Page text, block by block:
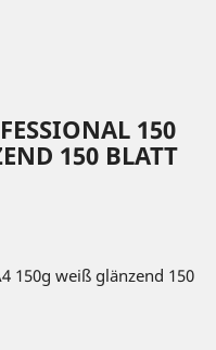
150
150 BLATT
150g weiß glänzend 150